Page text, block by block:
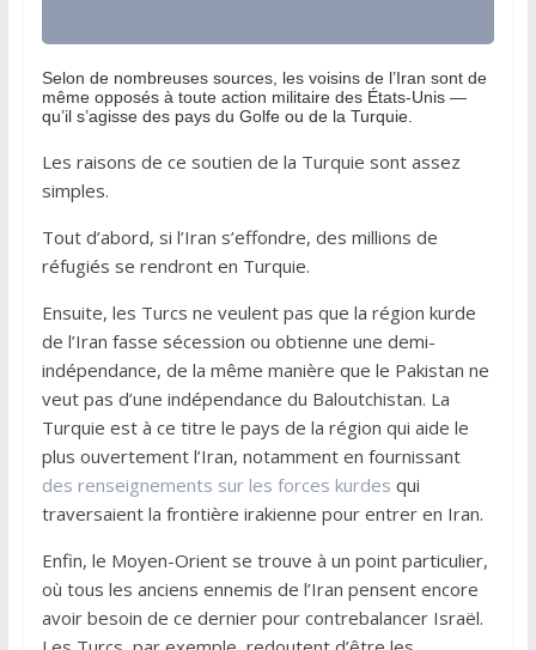
Selon de nombreuses sources, les voisins de l’Iran sont de
même opposés à toute action militaire des États-Unis —
qu’il s’agisse des pays du Golfe ou de la Turquie.
Les raisons de ce soutien de la Turquie sont assez
simples.
Tout d’abord, si l’Iran s’effondre, des millions de
réfugiés se rendront en Turquie.
Ensuite, les Turcs ne veulent pas que la région kurde
de l’Iran fasse sécession ou obtienne une demi-
indépendance, de la même manière que le Pakistan ne
veut pas d’une indépendance du Baloutchistan. La
Turquie est à ce titre le pays de la région qui aide le
plus ouvertement l’Iran, notamment en fournissant
des renseignements sur les forces kurdes qui
traversaient la frontière irakienne pour entrer en Iran.
Enfin, le Moyen-Orient se trouve à un point particulier,
où tous les anciens ennemis de l’Iran pensent encore
avoir besoin de ce dernier pour contrebalancer Israël.